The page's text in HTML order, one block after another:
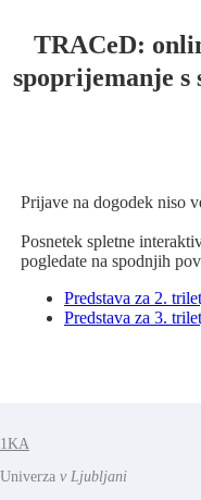
TRACeD:
spoprijemanje s
Prijave na dogodek niso
Posnetek spletne
pogledate na spodnjih
Predstava za 2.
Predstava za 3.
1KA
Univerza v Ljubljani